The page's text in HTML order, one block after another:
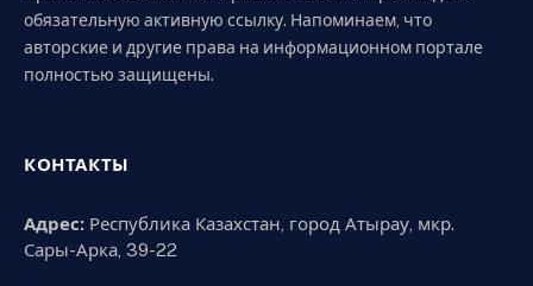
обязательную активную ссылку. Напоминаем, что
авторские и другие права на информационном портале
полностью защищены.
КОНТАКТЫ
Адрес: Республика Казахстан, город Атырау, мкр.
Сары-Арка, 39-22